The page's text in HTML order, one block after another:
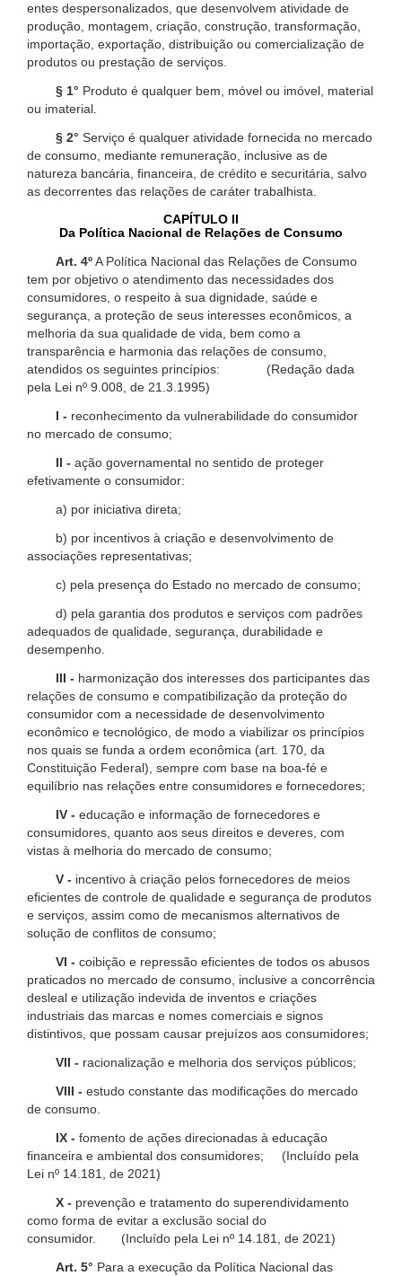
entes despersonalizados, que desenvolvem atividade de
produção, montagem, criação, construção, transformação,
importação, exportação, distribuição ou comercialização de
produtos ou prestação de serviços.
§ 1° Produto é qualquer bem, móvel ou imóvel, material
ou imaterial.
§ 2° Serviço é qualquer atividade fornecida no mercado
de consumo, mediante remuneração, inclusive as de
natureza bancária, financeira, de crédito e securitária, salvo
as decorrentes das relações de caráter trabalhista.
CAPÍTULO II
Da Política Nacional de Relações de Consumo
Art. 4ºA Política Nacional das Relações de Consumo
tem por objetivo o atendimento das necessidades dos
consumidores, o respeito à sua dignidade, saúde e
segurança, a proteção de seus interesses econômicos, a
melhoria da sua qualidade de vida, bem como a
transparência e harmonia das relações de consumo,
atendidos os seguintes princípios: (Redação dada
pela Lei nº 9.008, de 21.3.1995)
I - reconhecimento da vulnerabilidade do consumidor
no mercado de consumo;
II - ação governamental no sentido de proteger
efetivamente o consumidor:
a) por iniciativa direta;
b) por incentivos à criação e desenvolvimento de
associações representativas;
c) pela presença do Estado no mercado de consumo;
d) pela garantia dos produtos e serviços com padrões
adequados de qualidade, segurança, durabilidade e
desempenho.
III - harmonização dos interesses dos participantes das
relações de consumo e compatibilização da proteção do
consumidor com a necessidade de desenvolvimento
econômico e tecnológico, de modo a viabilizar os princípios
nos quais se funda a ordem econômica (art. 170, da
Constituição Federal), sempre com base na boa-fé e
equilíbrio nas relações entre consumidores e fornecedores;
IV - educação e informação de fornecedores e
consumidores, quanto aos seus direitos e deveres, com
vistas à melhoria do mercado de consumo;
V - incentivo à criação pelos fornecedores de meios
eficientes de controle de qualidade e segurança de produtos
e serviços, assim como de mecanismos alternativos de
solução de conflitos de consumo;
VI - coibição e repressão eficientes de todos os abusos
praticados no mercado de consumo, inclusive a concorrência
desleal e utilização indevida de inventos e criações
industriais das marcas e nomes comerciais e signos
distintivos, que possam causar prejuízos aos consumidores;
VII - racionalização e melhoria dos serviços públicos;
VIII - estudo constante das modificações do mercado
de consumo.
IX - fomento de ações direcionadas à educação
financeira e ambiental dos consumidores; (Incluído pela
Lei nº 14.181, de 2021)
X - prevenção e tratamento do superendividamento
como forma de evitar a exclusão social do
consumidor. (Incluído pela Lei nº 14.181, de 2021)
Art. 5° Para a execução da Política Nacional das